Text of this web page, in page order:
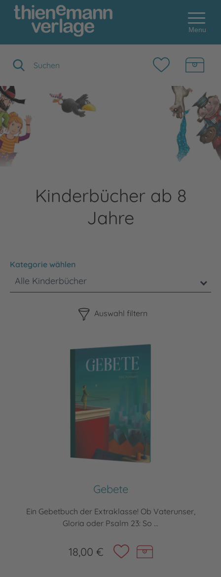
Menu
Kinderbücher ab 8
Jahre
Kategorie wählen
Alle Kinderbücher
Auswahl filtern
Gebete
Ein Gebetbuch der Extraklasse! Ob Vaterunser,
Gloria oder Psalm 23: So ...
18,00 €